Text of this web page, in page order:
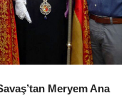
Meryem Ana